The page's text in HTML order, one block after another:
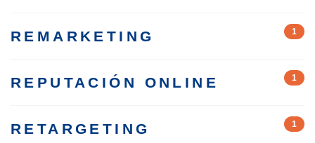
REMARKETING 1
REPUTACIÓN ONLINE 1
RETARGETING 1